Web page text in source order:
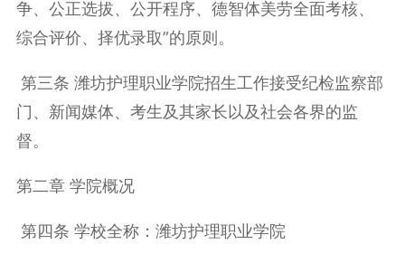
争、公正选拔、公开程序、德智体美劳全面考核、
综合评价、择优录取”的原则。
第三条 潍坊护理职业学院招生工作接受纪检监察部
门、新闻媒体、考生及其家长以及社会各界的监
督。
第二章 学院概况
第四条 学校全称：潍坊护理职业学院